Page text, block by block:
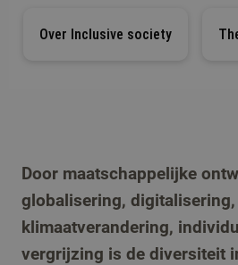
Over Inclusive society
Door maatschappelijke
globalisering, digitalisering,
klimaatverandering,
vergrijzing is de diversiteit